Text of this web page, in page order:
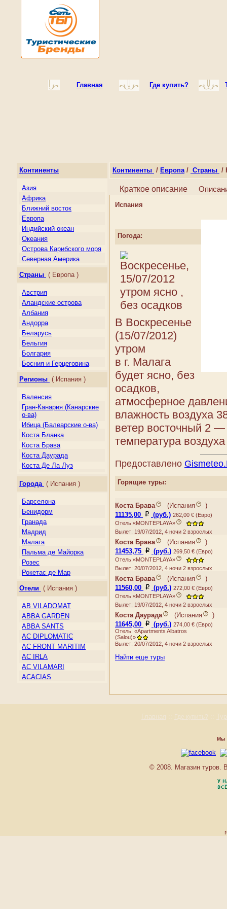
Главная Где купить?
Континенты
Азия
Африка
Ближний восток
Европа
Индийский океан
Океания
Острова Карибского моря
Северная Америка
Южная Америка
Страны ( Европа )
Австрия
Аландские острова
Албания
Андорра
Беларусь
Бельгия
Болгария
Босния и Герцеговина
Венгрия
Германия
Гернси
Гибралтар
Греция
Дания
Джерси
Ирландия
Исландия
Испания
Италия
Косово
Латвия
Литва
Лихтенштейн
Люксембург
Македония
Мальта
Молдова
Монако
Нидерланды
Норвегия
Остров Мэн
Папский Престол
(Государство — город
Ватикан)
Польша
Португалия
Россия
Сербия
Эстония
Регионы ( Испания )
Валенсия
Гран-Канария (Канарские
о-ва)
Ибица (Балеарские о-ва)
Коста Бланка
Коста Брава
Коста Даурада
Коста Де Ла Луз
Коста Дель Гарраф
Коста Калида
Коста дель Маресме
Коста дель Соль
Лансароте (Канарские о-
ва)
Ллейда
Майорка
Мальград
Плайя д'Аро
Плайя-Бланка
(о.Лансароте)
Сьерра-Невада
Тенерифе
Фуэртевентура
(Канарские о-ва)
Города ( Испания )
Барселона
Бенидорм
Гранада
Мадрид
Малага
Пальма де Майорка
Розес
Рокетас де Мар
Отели ( Испания )
AB VILADOMAT
ABBA GARDEN
ABBA SANTS
AC DIPLOMATIC
AC FRONT MARITIM
AC IRLA
AC VILAMARI
ACACIAS
Континенты / Европа/ Страны /
Краткое описание
Испания
Погода:
В Воскресенье
(15/07/2012)
утром
в г. Малага
будет ясно, без
осадков,
атмосферное
влажность воздуха
ветер восточный 2
температура
Предоставлено
Горящие туры:
Коста Брава (Испания
)
11135,00
(руб.) 262,00 € (Евро)
Отель:«MONTEPLAYA»
Вылет: 19/07/2012, 4 ночи 2 взрослых
Коста Брава (Испания
)
11453,75
(руб.) 269,50 € (Евро)
Отель:«MONTEPLAYA»
Вылет: 20/07/2012, 4 ночи 2 взрослых
Коста Брава (Испания
)
11560,00
(руб.) 272,00 € (Евро)
Отель:«MONTEPLAYA»
Вылет: 19/07/2012, 4 ночи 2 взрослых
Коста Даурада (Испания
)
11645,00
(руб.) 274,00 € (Евро)
Отель: «Apartments Albatros
(Salou)»
Вылет: 20/07/2012, 4 ночи 2 взрослых
Найти еще туры
Главная Где купить?
Мы
© 2008. Магазин